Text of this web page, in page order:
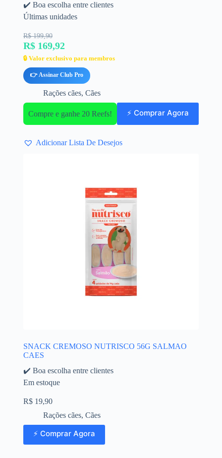
✔️ Boa escolha entre clientes
Últimas unidades
R$ 199,90
R$ 169,92
🔒 Valor exclusivo para membros
👉 Assinar Club Pro
Rações cães, Cães
Compre e ganhe 20 Reefs! ⚡ Comprar Agora
Adicionar Lista De Desejos
SNACK CREMOSO NUTRISCO 56G SALMAO
CAES
✔️ Boa escolha entre clientes
Em estoque
R$19,90
Rações cães, Cães
⚡ Comprar Agora